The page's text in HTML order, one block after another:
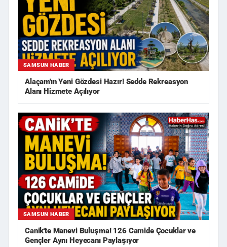
SAMSUN HABER
Alaçam'ın Yeni Gözdesi Hazır! Sedde Rekreasyon
Alanı Hizmete Açılıyor
SAMSUN HABER
Canik'te Manevi Buluşma! 126 Camide Çocuklar ve
Gençler Aynı Heyecanı Paylaşıyor